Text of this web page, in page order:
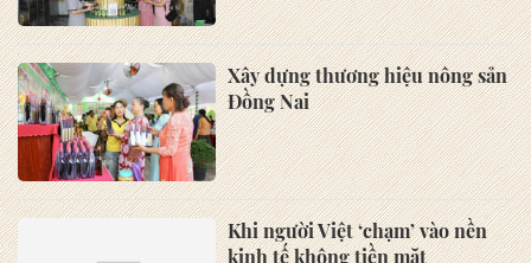
Xây dựng thương hiệu nông sản
Đồng Nai
Khi người Việt ‘chạm’ vào nền
kinh tế không tiền mặt